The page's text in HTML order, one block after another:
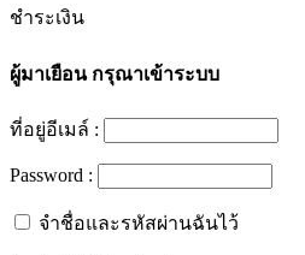
ชำระเงิน
ผู้มาเยือนกรุณาเข้าระบบ
ที่อยู่อีเมล์ :
Password :
จำชื่อและรหัสผ่านฉันไว้